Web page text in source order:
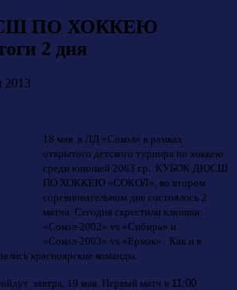
ПО ХОККЕЮ
2 дня
2013
18 мая в ЛД «Сокол» в рамках
открытого детского турнира по хоккею
среди юношей 2003 г.р. КУБОК ДЮСШ
ПО ХОККЕЮ «СОКОЛ», во втором
соревновательном дне состоялось 2
матча. Сегодня скрестили клюшки:
«Сокол-2002» vs «Сибирь» и
«Сокол-2003» vs «Ермак». Как и в
красноярские команды.
завтра, 19 мая. Первый матч в 11:00